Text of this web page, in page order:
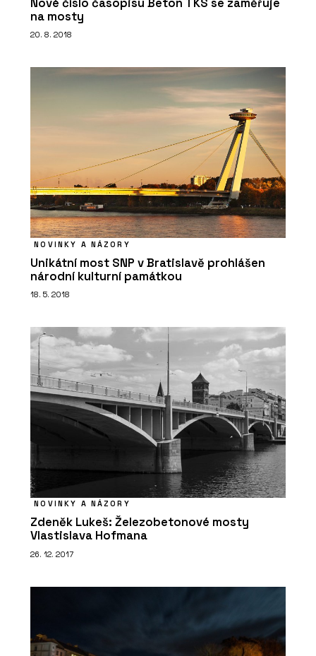
PRODUKTY
PRODUKTY
Lavice TAK - PROFIL NÁBYTEK
O FIRMĚ
PROFIL NÁBYTEK
Nové číslo časopisu Beton TKS se zaměřuje
na mosty
20. 8. 2018
NOVINKY A NÁZORY
Unikátní most SNP v Bratislavě prohlášen
národní kulturní památkou
18. 5. 2018
NOVINKY A NÁZORY
Zdeněk Lukeš: Železobetonové mosty
Vlastislava Hofmana
26. 12. 2017